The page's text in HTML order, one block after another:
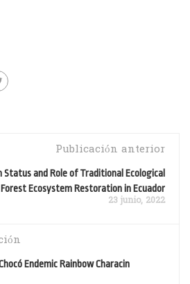
Publicación anterior
Status and Role of Traditional Ecological
Ecosystem Restoration in Ecuador
23 junio, 2022
Endemic Rainbow Characin